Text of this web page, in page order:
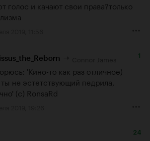
голос и качают свои права?только
1
'Кино-то как раз отличное)
ты не эстетствующий педрила,
(с) RonsaRd
24